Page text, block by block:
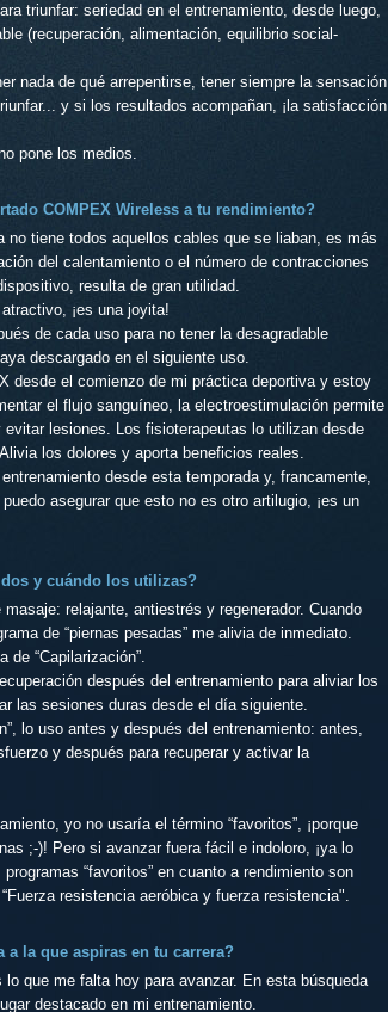
triunfar: seriedad en el entrenamiento, desde luego,
(recuperación, alimentación, equilibrio social-
nada de qué arrepentirse, tener siempre la sensación
y si los resultados acompañan, ¡la satisfacción
pone los medios.
COMPEX Wireless a tu rendimiento?
no tiene todos aquellos cables que se liaban, es más
del calentamiento o el número de contracciones
resulta de gran utilidad.
¡es una joyita!
de cada uso para no tener la desagradable
descargado en el siguiente uso.
desde el comienzo de mi práctica deportiva y estoy
el flujo sanguíneo, la electroestimulación permite
lesiones. Los fisioterapeutas lo utilizan desde
los dolores y aporta beneficios reales.
desde esta temporada y, francamente,
asegurar que esto no es otro artilugio, ¡es un
y cuándo los utilizas?
relajante, antiestrés y regenerador. Cuando
de “piernas pesadas” me alivia de inmediato.
de “Capilarización”.
después del entrenamiento para aliviar los
las sesiones duras desde el día siguiente.
lo uso antes y después del entrenamiento: antes,
y después para recuperar y activar la
yo no usaría el término “favoritos”, ¡porque
;-)! Pero si avanzar fuera fácil e indoloro, ¡ya lo
“favoritos” en cuanto a rendimiento son
resistencia aeróbica y fuerza resistencia".
a la que aspiras en tu carrera?
que me falta hoy para avanzar. En esta búsqueda
destacado en mi entrenamiento.